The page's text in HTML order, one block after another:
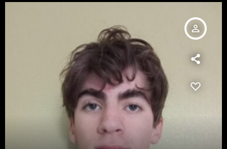
person_outline